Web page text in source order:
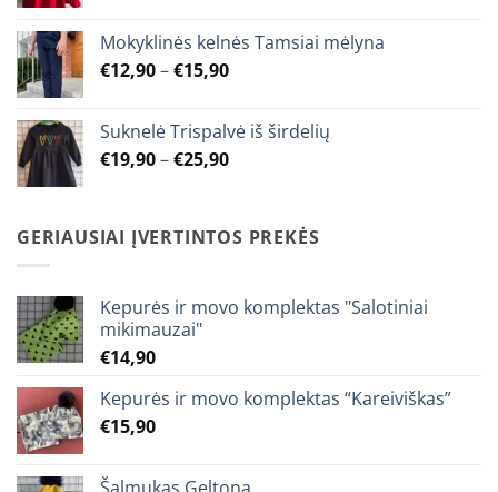
through
€23,90
Mokyklinės kelnės Tamsiai mėlyna
€12,90–€15,90Price
through
€15,90
Suknelė Trispalvė iš širdelių
€19,90–€25,90Price
through
€25,90
GERIAUSIAI ĮVERTINTOS PREKĖS
Kepurės ir movo komplektas "Salotiniai
mikimauzai"
€14,90
Kepurės ir movo komplektas “Kareiviškas”
€15,90